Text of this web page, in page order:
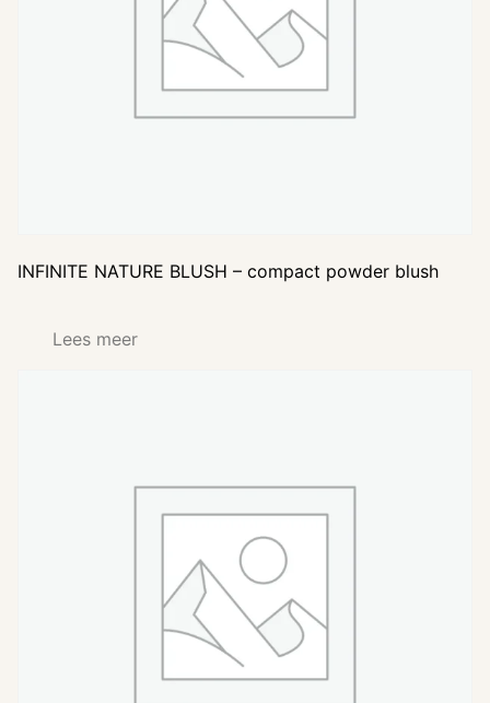
INFINITE NATURE BLUSH – compact powder blush
Lees meer